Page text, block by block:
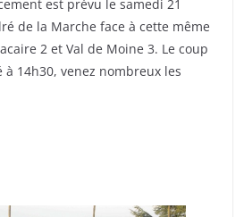
est prévu le samedi 21
de la Marche face à cette même
2 et Val de Moine 3. Le coup
à 14h30, venez nombreux les